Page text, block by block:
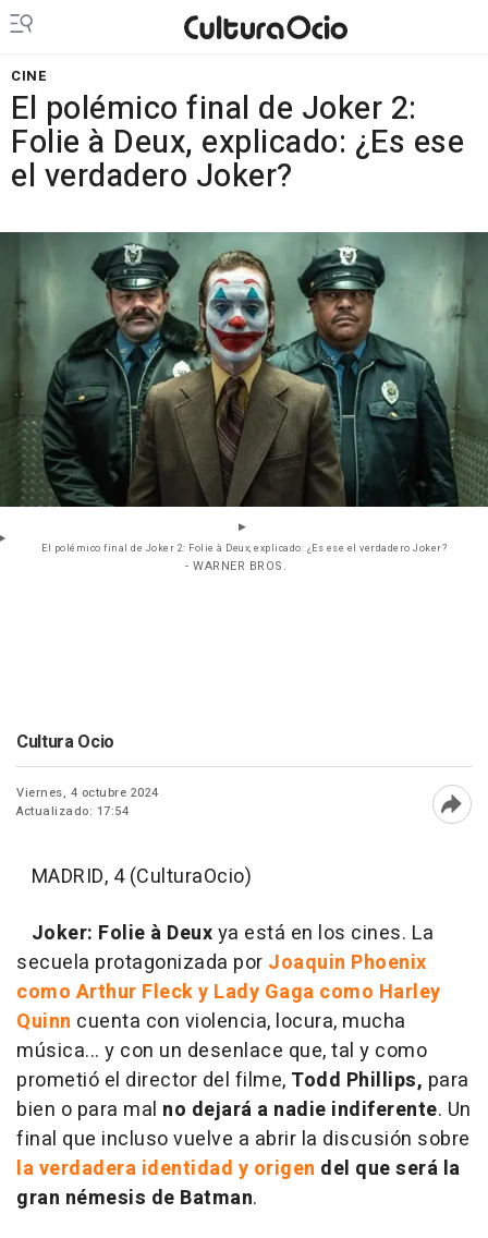
CINE
El polémico final de Joker 2:
Folie à Deux, explicado: ¿Es ese
el verdadero Joker?
El polémico final de Joker 2: Folie à Deux, explicado: ¿Es ese el verdadero Joker?
- WARNER BROS.
Cultura Ocio
Viernes, 4 octubre 2024
Actualizado: 17:54
MADRID, 4 (CulturaOcio)
Joker: Folie à Deuxya está en los cines. La
secuela protagonizada por Joaquin Phoenix
como Arthur Fleck y Lady Gaga como Harley
Quinn cuenta con violencia, locura, mucha
música... y con un desenlace que, tal y como
prometió el director del filme, Todd Phillips, para
bien o para mal no dejará a nadie indiferente. Un
final que incluso vuelve a abrir la discusión sobre
la verdadera identidad y origen del que será la
gran némesis de Batman.